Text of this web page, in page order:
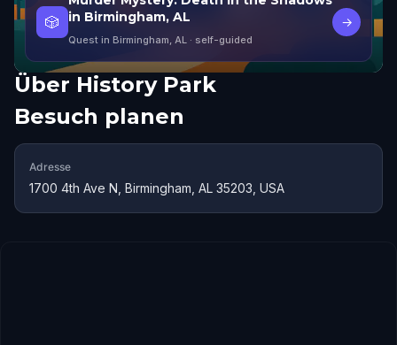
🎲
in Birmingham, AL
Quest in Birmingham, AL · self-guided
→
Über History Park
Besuch planen
Adresse
1700 4th Ave N, Birmingham, AL 35203, USA